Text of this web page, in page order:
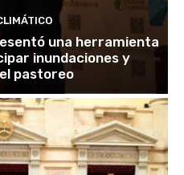
una herramienta
inundaciones y
pastoreo